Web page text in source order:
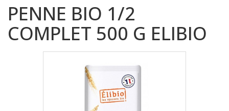
PENNE BIO 1/2
COMPLET 500 G ELIBIO